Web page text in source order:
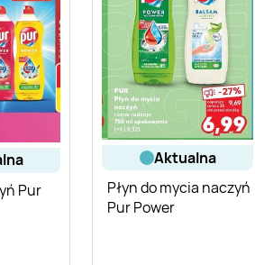
Pur
aktualna
Płyn do mycia naczyń
Pur Power